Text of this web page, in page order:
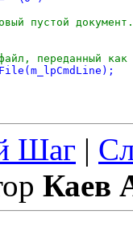
пустой документ.
переданный как
Шаг |
Каев